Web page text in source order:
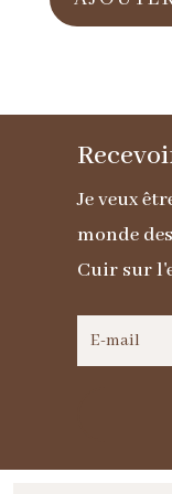
Veste
cuir
noir
avec
rond
femme
Je veux
monde
Cuir sur